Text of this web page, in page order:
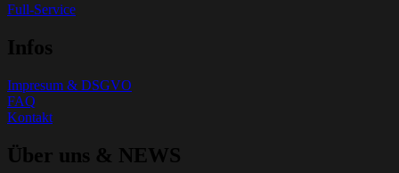
Full-Service
Infos
Impresum & DSGVO
FAQ
Kontakt
Über uns & NEWS